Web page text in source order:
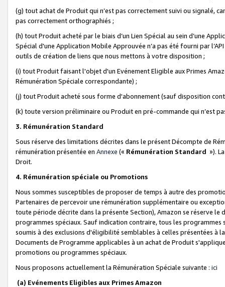
(g) tout achat de Produit qui n’est pas correctement suivi ou signalé,
pas correctement orthographiés ;
(h) tout Produit acheté par le biais d’un Lien Spécial au sein d’une
Spécial d'une Application Mobile Approuvée n’a pas été fourni par
outils de création de liens que nous mettons à votre disposition ;
(i) tout Produit faisant l'objet d'un Evénement Eligible aux Primes
Rémunération Spéciale correspondante) ;
(j) tout Produit acheté sous forme d'abonnement (sauf disposition
(k) toute version préliminaire ou Produit en pré-commande qui n’est
3. Rémunération Standard
Sous réserve des limitations décrites dans le présent Décompte de
rémunération présentée en Annexe (« Rémunération Standard »).
Droit.
4. Rémunération spéciale ou Promotions
Nous sommes susceptibles de proposer de temps à autre des
Partenaires de percevoir une rémunération supplémentaire ou
toute période décrite dans la présente Section), Amazon se réserve
programmes spéciaux. Sauf indication contraire, tous les
soumis à des exclusions d'éligibilité semblables à celles présentées à
Documents de Programme applicables à un achat de Produit
promotions ou programmes spéciaux.
Nous proposons actuellement la Rémunération Spéciale suivante : ici
(a) Evénements Eligibles aux Primes Amazon